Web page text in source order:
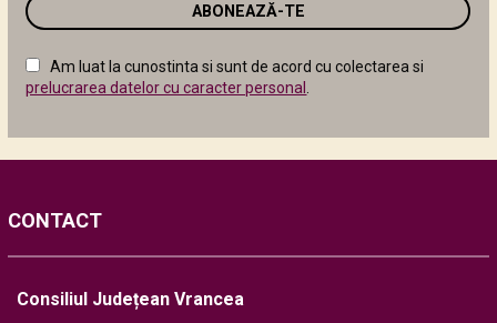
email
în
următor
Am luat la cunostinta si sunt de acord cu colectarea si
prelucrarea datelor cu caracter personal
CONTACT
Consiliul Județean Vrancea